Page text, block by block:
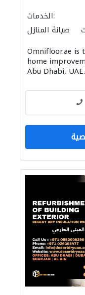
الخدمات:
صيانة المنازل
Omnifloor.ae is
home
Abu Dhabi,